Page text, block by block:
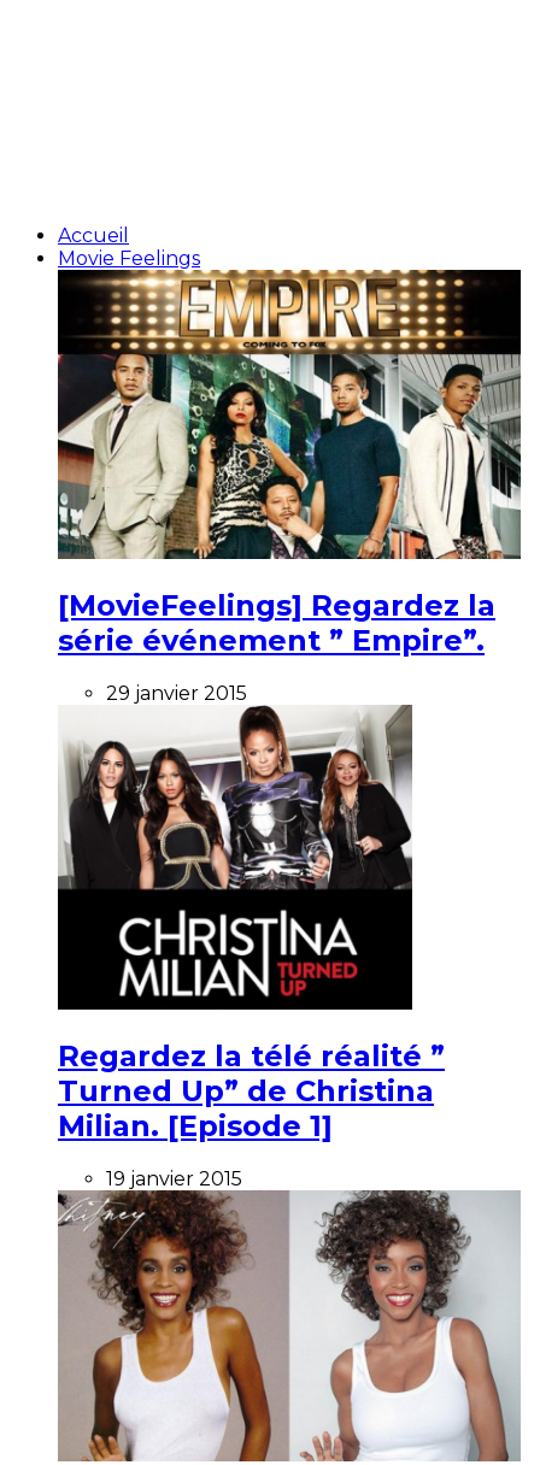
Accueil
Movie Feelings
[MovieFeelings] Regardez la
série événement ” Empire”.
29 janvier 2015
Regardez la télé réalité ”
Turned Up” de Christina
Milian. [Episode 1]
19 janvier 2015